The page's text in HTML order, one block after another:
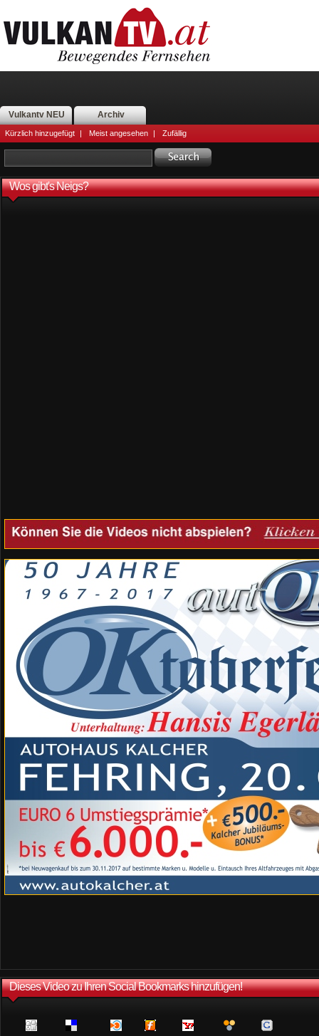
Vulkantv NEU Archiv
Kürzlich hinzugefügt | Meist angesehen | Zufällig
Wos gibt's Neigs?
Dieses Video zu Ihren Social Bookmarks hinzufügen!